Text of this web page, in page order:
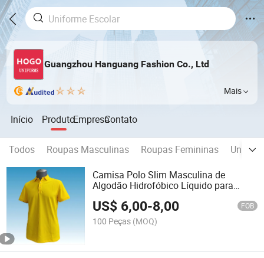
Guangzhou Hanguang Fashion Co., Ltd
Mais
Início ProdutoEmpresaContato
Todos Roupas Masculinas Roupas Femininas
Camisa Polo Slim Masculina de
Algodão Hidrofóbico Líquido para
US$ 6,00-8,00 FOB
100 Peças (MOQ)